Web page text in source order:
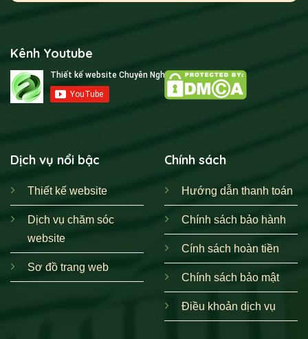
Kênh Youtube
Dịch vụ nổi bậc
Thiết kế website
Dịch vụ chăm sóc
website
Sơ đồ trang web
Chính sách
Hướng dẫn thanh toán
Chính sách bảo hành
Cính sách hoàn tiền
Chính sách bảo mật
Điều khoản dịch vụ